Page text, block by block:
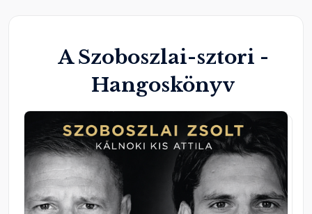
A Szoboszlai-sztori -
Hangoskönyv